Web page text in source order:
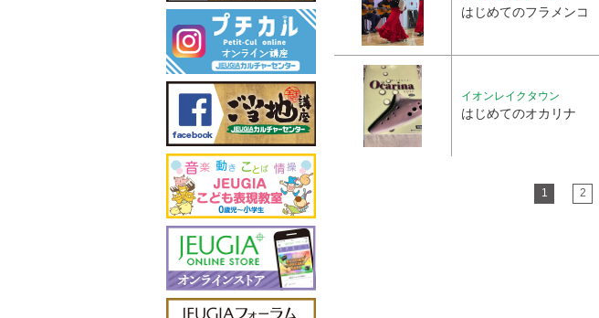
はじめてのフラメンコ
イオンレイクタウン
はじめてのオカリナ
1 2